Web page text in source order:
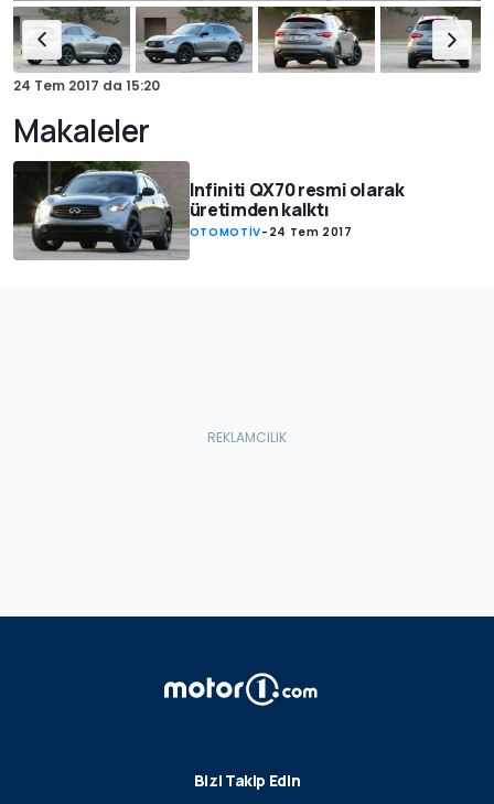
24 Tem 2017 da 15:20
Makaleler
Infiniti QX70 resmi olarak
üretimden kalktı
OTOMOTİV- 24 Tem 2017
Bizi Takip Edin